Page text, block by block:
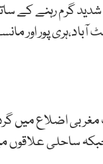
گرم رہنے کے
آباد،ہری پور اور
بی اضلاع میں گرد
ساحلی علاقوں